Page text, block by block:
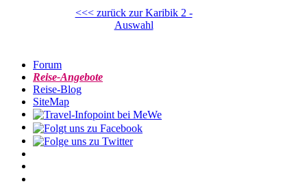
<<< zurück zur Karibik 2 -
Auswahl
Forum
Reise-Angebote
Reise-Blog
SiteMap